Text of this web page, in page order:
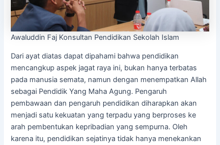
Awaluddin Faj Konsultan Pendidikan Sekolah Islam
Dari ayat diatas dapat dipahami bahwa pendidikan
mencangkup aspek jagat raya ini, bukan hanya terbatas
pada manusia semata, namun dengan menempatkan Allah
sebagai Pendidik Yang Maha Agung. Pengaruh
pembawaan dan pengaruh pendidikan diharapkan akan
menjadi satu kekuatan yang terpadu yang berproses ke
arah pembentukan kepribadian yang sempurna. Oleh
karena itu, pendidikan sejatinya tidak hanya menekankan